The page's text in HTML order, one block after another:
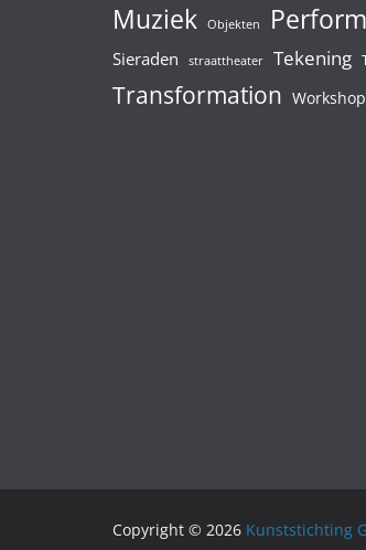
Muziek Objekten
Sieraden straattheater Tekening
Transformation Workshop
Copyright © 2026 Kunststichting